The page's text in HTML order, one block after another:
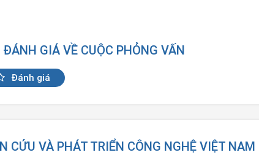
GIÁ VỀ CUỘC PHỎNG VẤN
Đánh giá
CỨU VÀ PHÁT TRIỂN CÔNG NGHỆ VIỆT NAM